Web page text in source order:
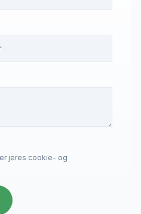
jeres cookie- og